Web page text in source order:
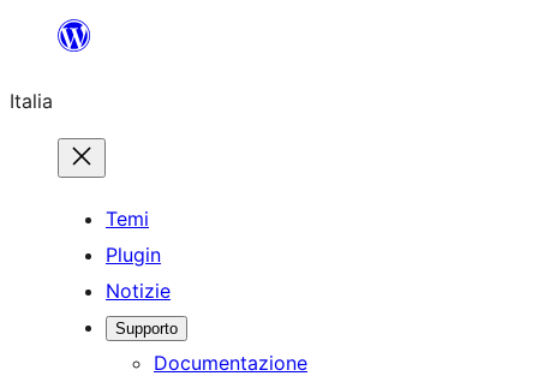
contenuto
Italia
Temi
Plugin
Notizie
Supporto
Documentazione